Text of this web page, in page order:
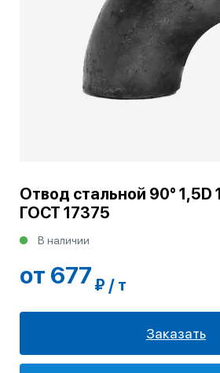
Отвод стальной 90° 1,5D
ГОСТ 17375
В наличии
от 677 ₽ / т
Заказать